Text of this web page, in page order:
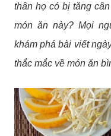
thân họ có bị tăng
món ăn này? Mọi
khám phá bài viết
thắc mắc về món ăn